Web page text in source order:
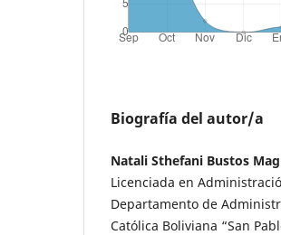
Biografía del autor/a
Natali Sthefani Bustos
Licenciada en
Departamento de
Católica Boliviana “San